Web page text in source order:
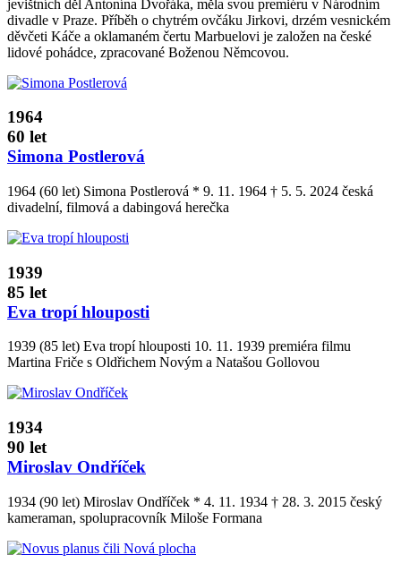
jevištních děl Antonína Dvořáka, měla svou premiéru v Národním
divadle v Praze. Příběh o chytrém ovčáku Jirkovi, drzém vesnickém
děvčeti Káče a oklamaném čertu Marbuelovi je založen na české
lidové pohádce, zpracované Boženou Němcovou.
1964
60 let
Simona Postlerová
1964 (60 let) Simona Postlerová * 9. 11. 1964 † 5. 5. 2024 česká
divadelní, filmová a dabingová herečka
1939
85 let
Eva tropí hlouposti
1939 (85 let) Eva tropí hlouposti 10. 11. 1939 premiéra filmu
Martina Friče s Oldřichem Novým a Natašou Gollovou
1934
90 let
Miroslav Ondříček
1934 (90 let) Miroslav Ondříček * 4. 11. 1934 † 28. 3. 2015 český
kameraman, spolupracovník Miloše Formana